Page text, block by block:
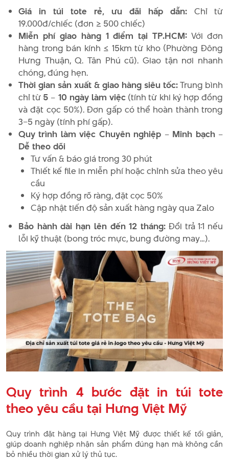
Giá in túi tote rẻ, ưu đãi hấp dẫn: Chỉ từ
19.000đ/chiếc (đơn ≥ 500 chiếc)
Miễn phí giao hàng 1 điểm tại TP.HCM: Với đơn
hàng trong bán kính ≤ 15km từ kho (Phường Đông
Hưng Thuận, Q. Tân Phú cũ). Giao tận nơi nhanh
chóng, đúng hẹn.
Thời gian sản xuất & giao hàng siêu tốc:Trung bình
chỉ từ 5 – 10 ngày làm việc (tính từ khi ký hợp đồng
và đặt cọc 50%). Đơn gấp có thể hoàn thành trong
3–5 ngày (tính phí gấp).
Quy trình làm việc Chuyên nghiệp – Minh bạch –
Dễ theo dõi
Tư vấn & báo giá trong 30 phút
Thiết kế file in miễn phí hoặc chỉnh sửa theo yêu
cầu
Ký hợp đồng rõ ràng, đặt cọc 50%
Cập nhật tiến độ sản xuất hàng ngày qua Zalo
Bảo hành dài hạn lên đến 12 tháng: Đổi trả 1:1 nếu
lỗi kỹ thuật (bong tróc mực, bung đường may…).
Quy trình 4 bước đặt in túi tote
theo yêu cầu tại Hưng Việt Mỹ
Quy trình đặt hàng tại Hưng Việt Mỹ được thiết kế tối giản,
giúp doanh nghiệp nhận sản phẩm đúng hạn mà không cần
bỏ nhiều thời gian xử lý thủ tục.